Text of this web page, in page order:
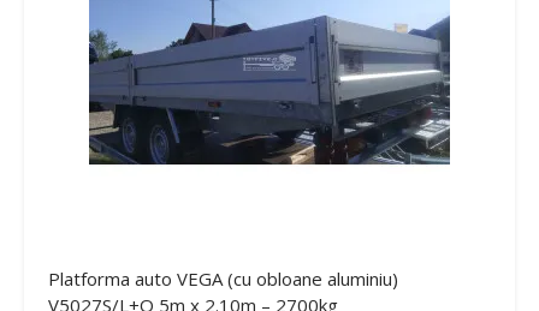
Platforma auto VEGA (cu obloane aluminiu)
V5027S/L+O 5m x 2.10m – 2700kg